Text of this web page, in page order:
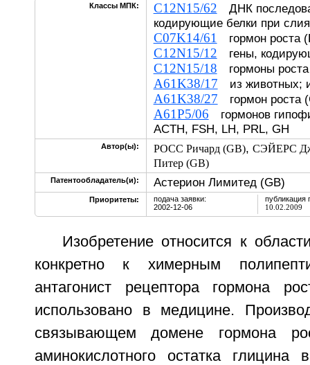
Классы МПК: C12N15/62 ДНК
кодирующие белки при
C07K14/61 гормон роста
C12N15/12 гены,
C12N15/18 гормоны роста
A61K38/17 из животных;
A61K38/27 гормон роста
A61P5/06 гормонов
ACTH, FSH, LH, PRL, GH
Автор(ы): РОСС Ричард (GB), СЭЙЕРС
Питер (GB)
Патентообладатель(и): Астерион Лимитед (GB)
Приоритеты:
подача заявки:
2002-12-06
публикация
10.02.2009
Изобретение относится к
конкретно к химерным
антагонист рецептора гормона
использовано в медицине.
связывающем домене гормона
аминокислотного остатка